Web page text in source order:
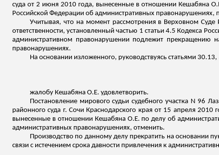
суда от 2 июня 2010 года, вынесенные в отношении Кешабяна
Российской Федерации об административных правонарушениях,
Учитывая, что на момент рассмотрения в Верховном
ответственности, установленный частью 1 статьи 4.5 Кодекса
административном правонарушении подлежит прекращению
правонарушениях.
На основании изложенного, руководствуясь статьями
жалобу Кешабяна О.Е. удовлетворить.
Постановление мирового судьи судебного участка N 96
районного суда г. Сочи Краснодарского края от 15 апреля 2010
вынесенные в отношении КешабянаО.Е. по делу об
административных правонарушениях, отменить.
Производство по данному делу прекратить на основании
связи с истечением срока давности привлечения к